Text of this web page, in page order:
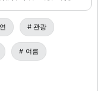
도요오카촌) 중심부
나무들의 푸르름과
내실 수 있습니다.
다. 【파에리
연맹 공인 파에제
일반
観光協会)(도요오카
: 나가노현 시모이나
伊那郡豊丘村神稲
주소로 표시되지 않
宿泊、イベント情報な
立つ情報を紹介しま
관광
여름